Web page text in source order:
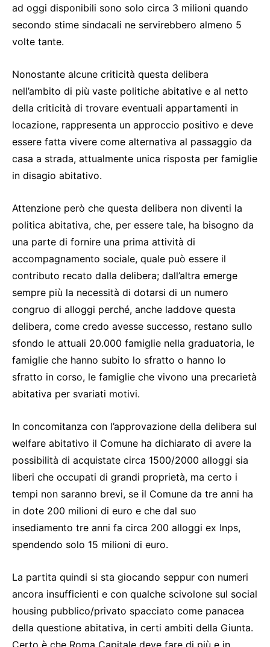
ad oggi disponibili sono solo circa 3 milioni quando
secondo stime sindacali ne servirebbero almeno 5
volte tante.
Nonostante alcune criticità questa delibera
nell’ambito di più vaste politiche abitative e al netto
della criticità di trovare eventuali appartamenti in
locazione, rappresenta un approccio positivo e deve
essere fatta vivere come alternativa al passaggio da
casa a strada, attualmente unica risposta per famiglie
in disagio abitativo.
Attenzione però che questa delibera non diventi la
politica abitativa, che, per essere tale, ha bisogno da
una parte di fornire una prima attività di
accompagnamento sociale, quale può essere il
contributo recato dalla delibera; dall’altra emerge
sempre più la necessità di dotarsi di un numero
congruo di alloggi perché, anche laddove questa
delibera, come credo avesse successo, restano sullo
sfondo le attuali 20.000 famiglie nella graduatoria, le
famiglie che hanno subito lo sfratto o hanno lo
sfratto in corso, le famiglie che vivono una precarietà
abitativa per svariati motivi.
In concomitanza con l’approvazione della delibera sul
welfare abitativo il Comune ha dichiarato di avere la
possibilità di acquistate circa 1500/2000 alloggi sia
liberi che occupati di grandi proprietà, ma certo i
tempi non saranno brevi, se il Comune da tre anni ha
in dote 200 milioni di euro e che dal suo
insediamento tre anni fa circa 200 alloggi ex Inps,
spendendo solo 15 milioni di euro.
La partita quindi si sta giocando seppur con numeri
ancora insufficienti e con qualche scivolone sul social
housing pubblico/privato spacciato come panacea
della questione abitativa, in certi ambiti della Giunta.
Certo è che Roma Capitale deve fare di più e in